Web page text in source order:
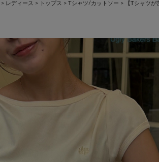
> レディース > トップス > Tシャツ/カットソー > 【Tシャツ